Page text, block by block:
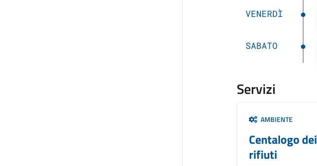
VENERDÌ
SABATO
Servizi
AMBIENTE
Centalogo dei
rifiuti